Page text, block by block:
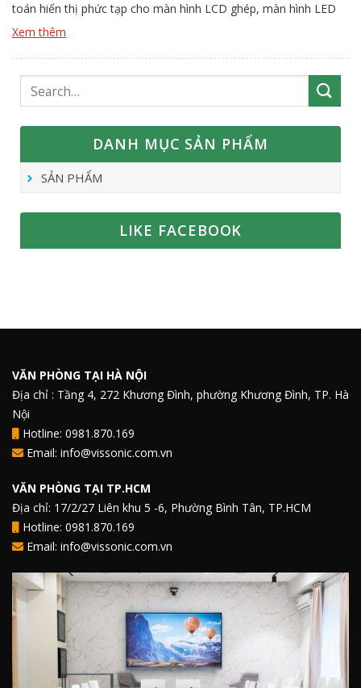
toán hiển thị phức tạp cho màn hình LCD ghép, màn hình LED
mô-đun, công nghệ chiếu hậu DLP cũng như các màn hình hình
hành. Thông qua bộ […]
Xem thêm
DANH MỤC SẢN PHẨM
SẢN PHẨM
LIKE FACEBOOK
VĂN PHÒNG TẠI HÀ NỘI
Địa chỉ : Tầng 4, 272 Khương Đình, phường Khương Đình, TP. Hà
Nội
Hotline: 0981.870.169
Email: info@vissonic.com.vn
VĂN PHÒNG TẠI TP.HCM
Địa chỉ: 17/2/27 Liên khu 5 -6, Phường Bình Tân, TP.HCM
Hotline: 0981.870.169
Email: info@vissonic.com.vn